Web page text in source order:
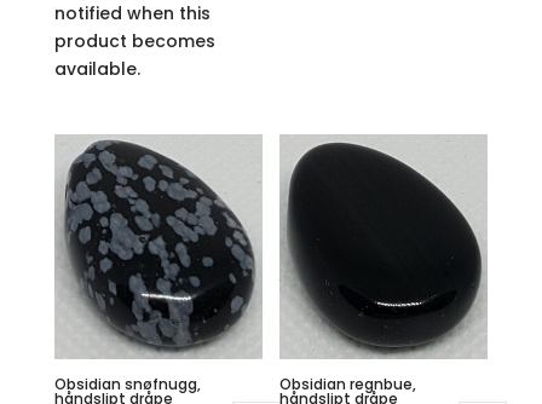
notified when this
product becomes
available.
Obsidian snøfnugg,
håndslipt dråpe
Obsidian regnbue,
håndslipt dråpe